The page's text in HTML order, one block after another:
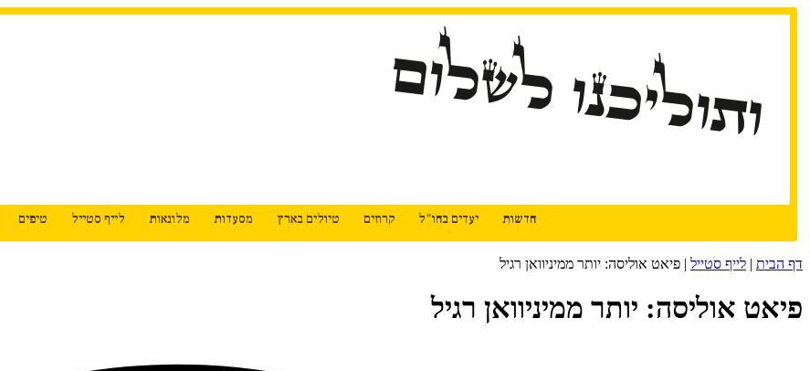
דלג
ותוליכנו לשלום
חדשות יעדים בחו"ל קרוזים טיולים בארץ מסעדות מלונאות לייף סטייל טיפים
דף הבית | לייף סטייל | פיאט אוליסה: יותר ממיניוואן רגיל
פיאט אוליסה: יותר ממיניוואן רגיל